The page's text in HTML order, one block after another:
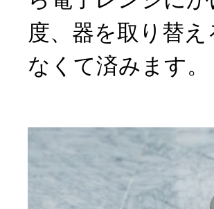
度、器を取り替
なくて済みます。